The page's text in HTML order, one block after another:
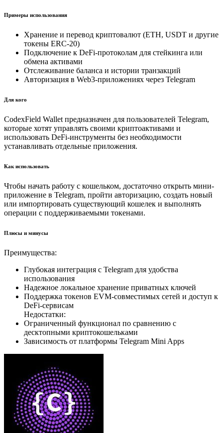
Примеры использования
Хранение и перевод криптовалют (ETH, USDT и другие
токены ERC-20)
Подключение к DeFi-протоколам для стейкинга или
обмена активами
Отслеживание баланса и истории транзакций
Авторизация в Web3-приложениях через Telegram
Для кого
CodexField Wallet предназначен для пользователей Telegram,
которые хотят управлять своими криптоактивами и
использовать DeFi-инструменты без необходимости
устанавливать отдельные приложения.
Как использовать
Чтобы начать работу с кошельком, достаточно открыть мини-
приложение в Telegram, пройти авторизацию, создать новый
или импортировать существующий кошелек и выполнять
операции с поддерживаемыми токенами.
Плюсы и минусы
Преимущества:
Глубокая интеграция с Telegram для удобства
использования
Надежное локальное хранение приватных ключей
Поддержка токенов EVM-совместимых сетей и доступ к
DeFi-сервисам
Недостатки:
Ограниченный функционал по сравнению с
десктопными криптокошельками
Зависимость от платформы Telegram Mini Apps